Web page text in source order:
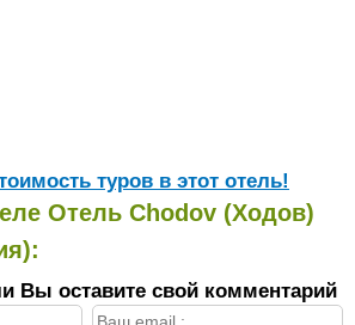
туров в этот отель!
Отель Chodov (Ходов)
Вы оставите свой комментарий